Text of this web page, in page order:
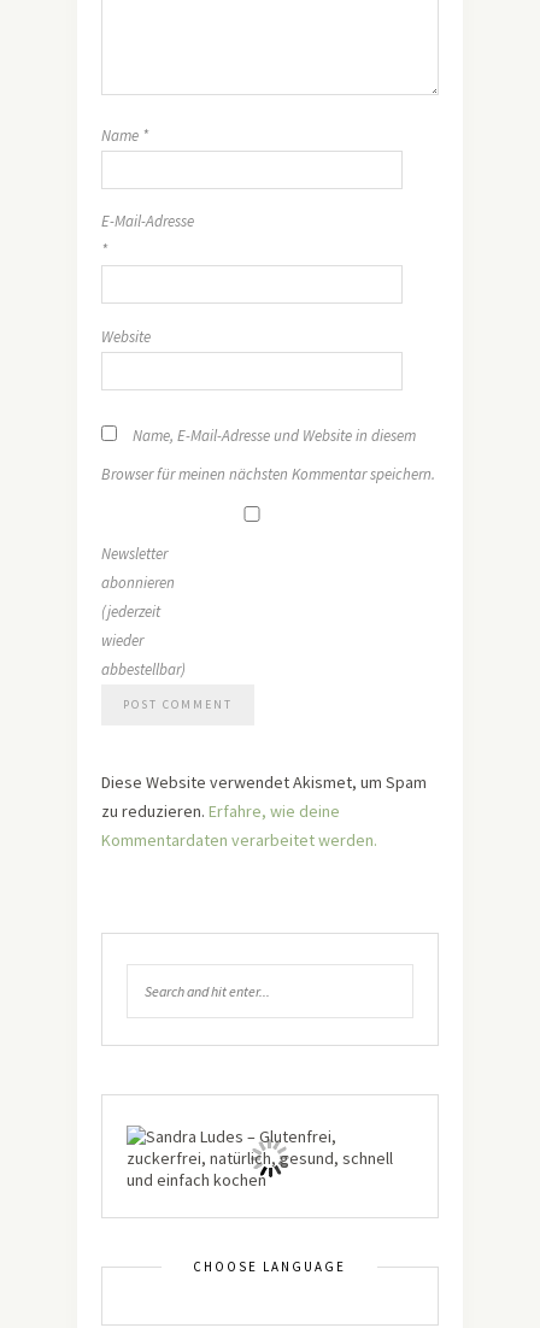
Name *
E-Mail-Adresse
*
Website
Name, E-Mail-Adresse und Website in diesem
Browser für meinen nächsten Kommentar speichern.
Newsletter
abonnieren
(jederzeit
wieder
abbestellbar)
Diese Website verwendet Akismet, um Spam
zu reduzieren. Erfahre, wie deine
Kommentardaten verarbeitet werden.
CHOOSE LANGUAGE